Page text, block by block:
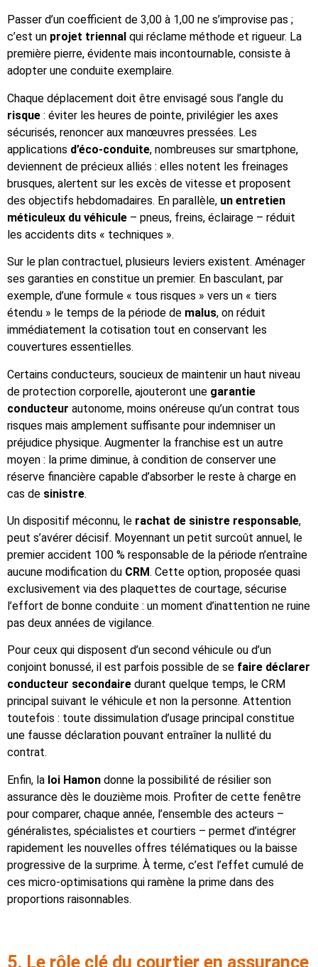
Passer d’un coefficient de 3,00 à 1,00 ne s’improvise pas ;
c’est un projet triennal qui réclame méthode et rigueur. La
première pierre, évidente mais incontournable, consiste à
adopter une conduite exemplaire.
Chaque déplacement doit être envisagé sous l’angle du
risque : éviter les heures de pointe, privilégier les axes
sécurisés, renoncer aux manœuvres pressées. Les
applications d’éco-conduite, nombreuses sur smartphone,
deviennent de précieux alliés : elles notent les freinages
brusques, alertent sur les excès de vitesse et proposent
des objectifs hebdomadaires. En parallèle, un entretien
méticuleux du véhicule – pneus, freins, éclairage – réduit
les accidents dits « techniques ».
Sur le plan contractuel, plusieurs leviers existent. Aménager
ses garanties en constitue un premier. En basculant, par
exemple, d’une formule « tous risques » vers un « tiers
étendu » le temps de la période de malus, on réduit
immédiatement la cotisation tout en conservant les
couvertures essentielles.
Certains conducteurs, soucieux de maintenir un haut niveau
de protection corporelle, ajouteront une garantie
conducteur autonome, moins onéreuse qu’un contrat tous
risques mais amplement suffisante pour indemniser un
préjudice physique. Augmenter la franchise est un autre
moyen : la prime diminue, à condition de conserver une
réserve financière capable d’absorber le reste à charge en
cas de sinistre.
Un dispositif méconnu, le rachat de sinistre responsable,
peut s’avérer décisif. Moyennant un petit surcoût annuel, le
premier accident 100 % responsable de la période n’entraîne
aucune modification du CRM. Cette option, proposée quasi
exclusivement via des plaquettes de courtage, sécurise
l’effort de bonne conduite : un moment d’inattention ne ruine
pas deux années de vigilance.
Pour ceux qui disposent d’un second véhicule ou d’un
conjoint bonussé, il est parfois possible de se faire déclarer
conducteur secondaire durant quelque temps, le CRM
principal suivant le véhicule et non la personne. Attention
toutefois : toute dissimulation d’usage principal constitue
une fausse déclaration pouvant entraîner la nullité du
contrat.
Enfin, la loi Hamon donne la possibilité de résilier son
assurance dès le douzième mois. Profiter de cette fenêtre
pour comparer, chaque année, l’ensemble des acteurs –
généralistes, spécialistes et courtiers – permet d’intégrer
rapidement les nouvelles offres télématiques ou la baisse
progressive de la surprime. À terme, c’est l’effet cumulé de
ces micro-optimisations qui ramène la prime dans des
proportions raisonnables.
5. Le rôle clé du courtier en assurance